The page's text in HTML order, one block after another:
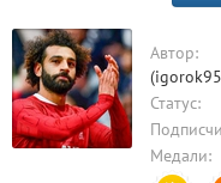
Автор:
Статус:
Медали: